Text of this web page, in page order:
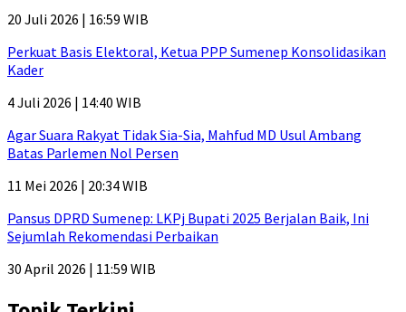
20 Juli 2026 | 16:59 WIB
Perkuat Basis Elektoral, Ketua PPP Sumenep Konsolidasikan
Kader
4 Juli 2026 | 14:40 WIB
Agar Suara Rakyat Tidak Sia-Sia, Mahfud MD Usul Ambang
Batas Parlemen Nol Persen
11 Mei 2026 | 20:34 WIB
Pansus DPRD Sumenep: LKPj Bupati 2025 Berjalan Baik, Ini
Sejumlah Rekomendasi Perbaikan
30 April 2026 | 11:59 WIB